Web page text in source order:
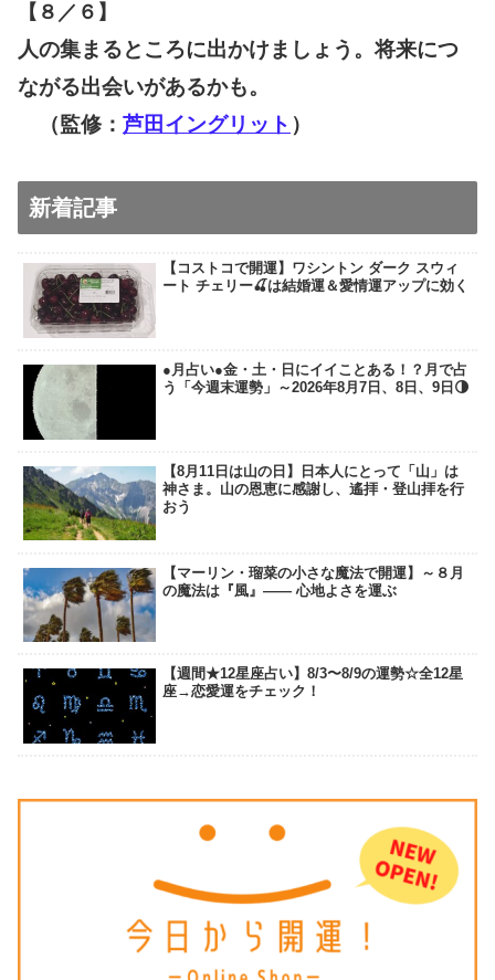
【８／６ 】
人の集まるところに出かけましょう。将来につ
ながる出会いがあるかも。
（監修： 芦田イングリット ）
新着記事
【コストコで開運】ワシントン ダーク スウィ
ート チェリー🍒は結婚運＆愛情運アップに効く
●月占い●金・土・日にイイことある！？月で占
う「今週末運勢」～2026年8月7日、8日、9日🌗
【8月11日は山の日】日本人にとって「山」は
神さま。山の恩恵に感謝し、遙拝・登山拝を行
おう
【マーリン・瑠菜の小さな魔法で開運】～８月
の魔法は『風』―― 心地よさを運ぶ
【週間★12星座占い】8/3〜8/9の運勢☆全12星
座→恋愛運をチェック！